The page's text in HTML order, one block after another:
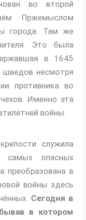
во второй
Пржемыслом
города. Там же
Это была
в 1645
шведов несмотря
противника во
Именно эта
войны.
служила
самых опасных
преобразована в
войны здесь
Сегодня в
в котором